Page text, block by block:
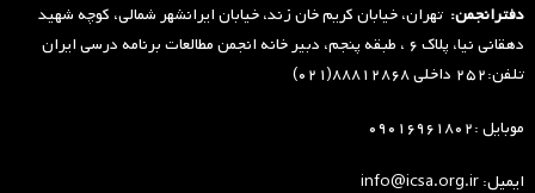
دفترانجمن: تهران، خیابان کریم خان زند، خیابان ایرانشهر شمالی، کوچه شهید
دهقانی نیا، پلاک ۶ ، طبقه پنجم، دبیر خانه انجمن مطالعات برنامه درسی ایران
تلفن:۲۵۲ داخلی ۸۸۸۱۲۸۶۸(۰۲۱)
موبایل :۰۹۰۱۶۹۶۱۸۰۲
ایمیل: info@icsa.org.ir